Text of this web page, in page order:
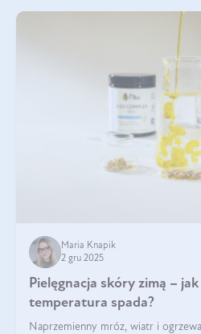
Maria Knapik
2 gru 2025
Pielęgnacja skóry zimą –
temperatura spada?
Naprzemienny mróz, wiatr i